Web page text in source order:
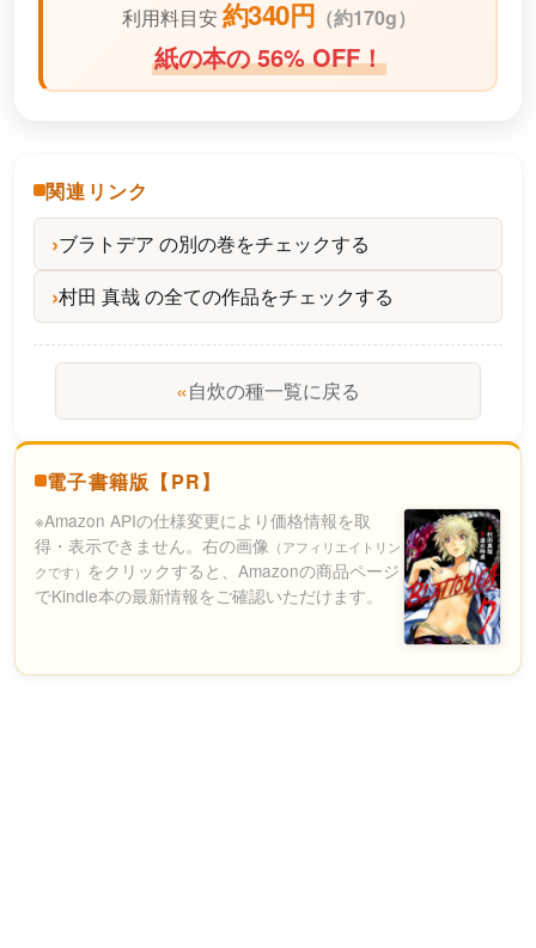
利用料目安 約340円 （約170g）
紙の本の 56% OFF！
関連リンク
ブラトデア の別の巻をチェックする
村田 真哉 の全ての作品をチェックする
«自炊の種一覧に戻る
電子書籍版【PR】
※Amazon APIの仕様変更により価格情報を取
得・表示できません。右の画像 （アフィリエイトリン
クです） をクリックすると、Amazonの商品ページ
でKindle本の最新情報をご確認いただけます。